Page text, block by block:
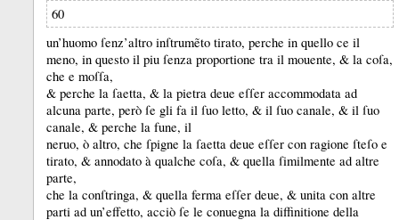
60
un’huomo ſenz’altro inſtrumẽto tirato, perche in quello ce il
meno, in questo il piu ſenza proportione tra il mouente, & la coſa,
che e moſſa,
& perche la ſaetta, & la pietra deue eſſer accommodata ad
alcuna parte, però ſe gli fa il ſuo letto, & il ſuo canale, & il ſuo
canale, & perche la fune, il
neruo, ò altro, che ſpigne la ſaetta deue eſſer con ragione ſteſo e
tirato, & annodato à qualche coſa, & quella ſimilmente ad altre
parte,
che la conſtringa, & quella ferma eſſer deue, & unita con altre
parti ad un’effetto, acciò ſe le conuegna la diffinitione della